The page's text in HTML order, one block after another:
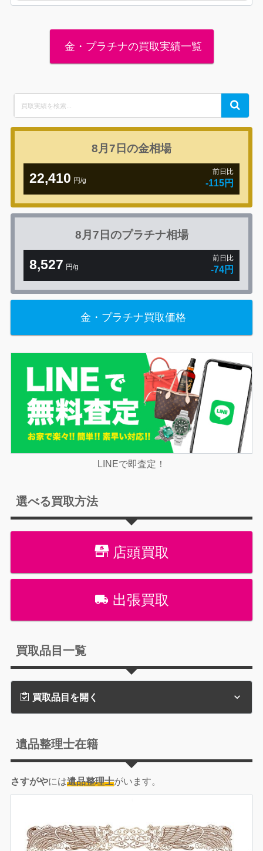
金・プラチナの買取実績一覧
for:
Search
8月7日の金相場
22,410 円/g
前日比
-115円
8月7日のプラチナ相場
8,527 円/g
前日比
-74円
金・プラチナ買取価格
LINEで即査定！
選べる買取方法
店頭買取
出張買取
買取品目一覧
買取品目を開く
遺品整理士在籍
さすがやには遺品整理士がいます。